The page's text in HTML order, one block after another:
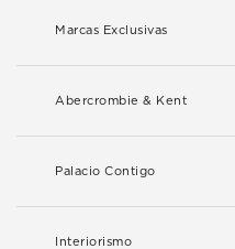
Marcas Exclusivas
Abercrombie & Kent
Palacio Contigo
Interiorismo